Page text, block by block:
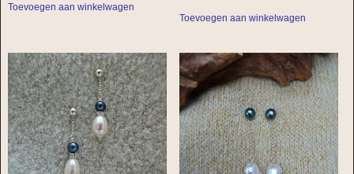
Toevoegen aan winkelwagen
Toevoegen aan winkelwagen